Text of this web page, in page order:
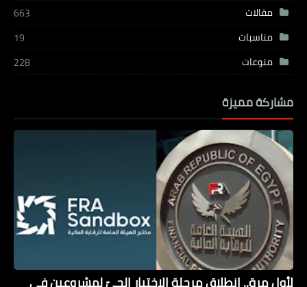
مقالات
663
مناسبات
19
منوعات
228
مشاركة مميزة
لأول مرة.. انطلاق مرحلة الاختبار الحيّ لمشروعين في